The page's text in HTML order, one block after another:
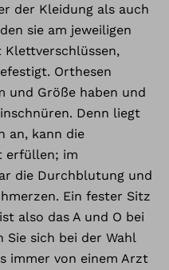
der Kleidung als auch
sie am jeweiligen
Orthesen
und Größe haben und
Denn liegt
an, kann die
erfüllen; im
die Durchblutung und
Ein fester Sitz
also das A und O bei
Sie sich bei der Wahl
immer von einem Arzt